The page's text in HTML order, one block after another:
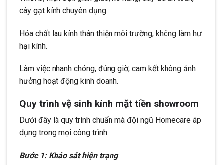
cây gạt kính chuyên dụng.
Hóa chất lau kính thân thiện môi trường, không làm hư
hại kính.
Làm việc nhanh chóng, đúng giờ, cam kết không ảnh
hưởng hoạt động kinh doanh.
Quy trình vệ sinh kính mặt tiền showroom
Dưới đây là quy trình chuẩn mà đội ngũ Homecare áp
dụng trong mọi công trình:
Bước 1: Khảo sát hiện trạng